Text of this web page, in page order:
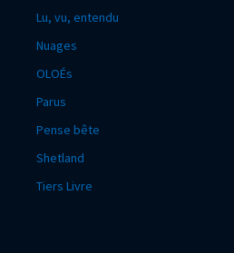
Lu, vu, entendu
Nuages
OLOÉs
Parus
Pense bête
Shetland
Tiers Livre